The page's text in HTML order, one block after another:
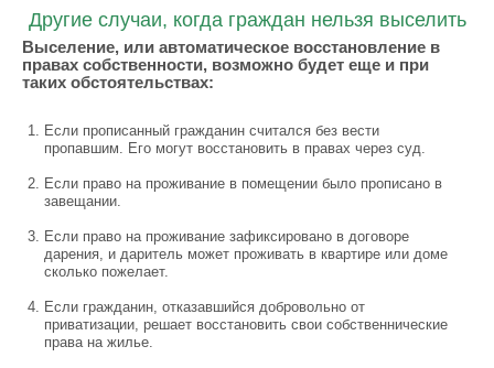
Другие случаи, когда граждан нельзя выселить
Выселение, или автоматическое восстановление в
правах собственности, возможно будет еще и при
таких обстоятельствах:
Если прописанный гражданин считался без вести
пропавшим. Его могут восстановить в правах через суд.
Если право на проживание в помещении было прописано в
завещании.
Если право на проживание зафиксировано в договоре
дарения, и даритель может проживать в квартире или доме
сколько пожелает.
Если гражданин, отказавшийся добровольно от
приватизации, решает восстановить свои собственнические
права на жилье.